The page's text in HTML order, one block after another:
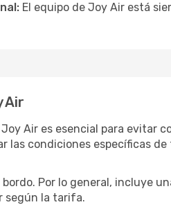
El equipo de Joy Air está
Air
Air es esencial para evitar
las condiciones específicas
Por lo general, incluye
según la tarifa.